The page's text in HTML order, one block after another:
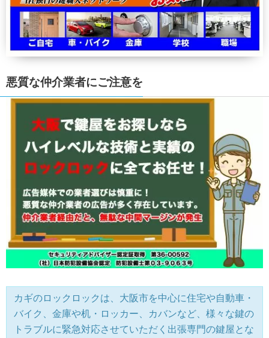
悪質な仲介業者にご注意を
カギのロックロックは、大阪市を中心に住宅や自動車・
バイク、金庫や机・ロッカー、カバンなど、様々な鍵の
トラブルに緊急対応させていただく出張専門の鍵屋とな